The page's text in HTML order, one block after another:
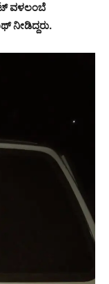
ವಳಲಂಬೆ
ನೀಡಿದ್ದರು.